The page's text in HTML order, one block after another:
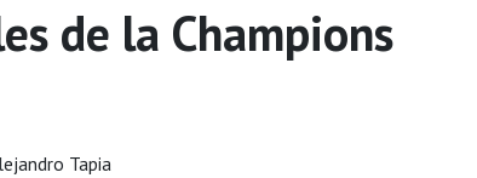
de la Champions
Tapia